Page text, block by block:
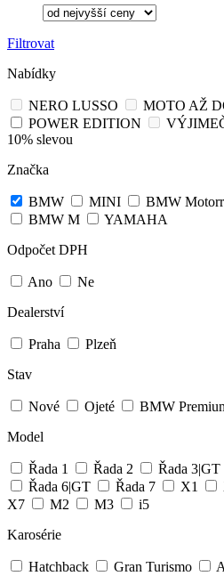
Filtrovat
Nabídky
NERO LUSSO MOTO AŽ
POWER EDITION
10% slevou
Značka
BMW MINI BMW
BMW M
YAMAHA
Odpočet DPH
Ano
Ne
Dealerství
Praha
Plzeň
Stav
Nové Ojeté
BMW
Model
Řada 1 Řada 2 Řada 3|GT
Řada 6|GT
Řada 7 X1
X7
M2 M3
i5
Karosérie
Hatchback Gran Turismo